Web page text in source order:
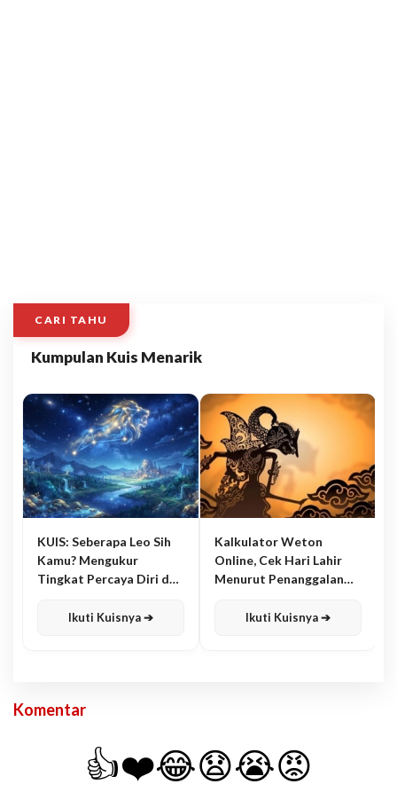
CARI TAHU
Kumpulan Kuis Menarik
KUIS: Seberapa Leo Sih
Kamu? Mengukur
Tingkat Percaya Diri dan
Ikuti Kuisnya ➔
Kalkulator Weton
Online, Cek Hari Lahir
Menurut Penanggalan
Ikuti Kuisnya ➔
Komentar
👍❤️😂😧😭😡